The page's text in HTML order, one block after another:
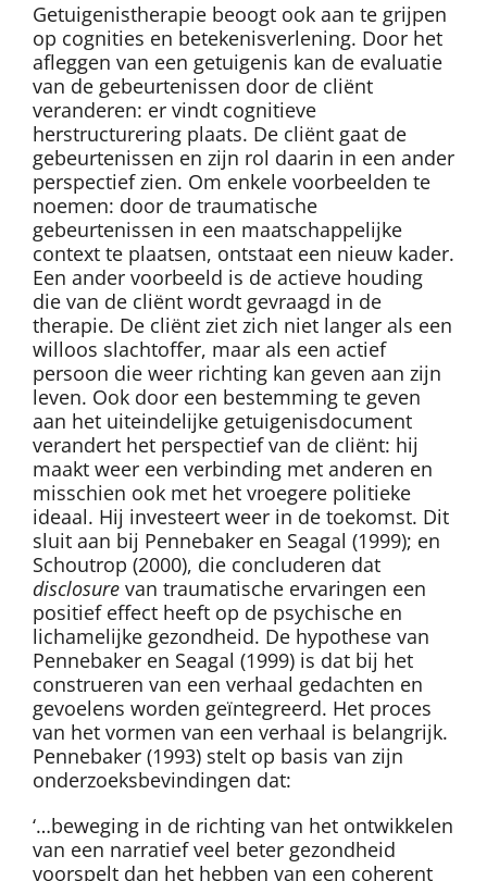
Getuigenistherapie beoogt ook aan te grijpen
op cognities en betekenisverlening. Door het
afleggen van een getuigenis kan de evaluatie
van de gebeurtenissen door de cliënt
veranderen: er vindt cognitieve
herstructurering plaats. De cliënt gaat de
gebeurtenissen en zijn rol daarin in een ander
perspectief zien. Om enkele voorbeelden te
noemen: door de traumatische
gebeurtenissen in een maatschappelijke
context te plaatsen, ontstaat een nieuw kader.
Een ander voorbeeld is de actieve houding
die van de cliënt wordt gevraagd in de
therapie. De cliënt ziet zich niet langer als een
willoos slachtoffer, maar als een actief
persoon die weer richting kan geven aan zijn
leven. Ook door een bestemming te geven
aan het uiteindelijke getuigenisdocument
verandert het perspectief van de cliënt: hij
maakt weer een verbinding met anderen en
misschien ook met het vroegere politieke
ideaal. Hij investeert weer in de toekomst. Dit
sluit aan bij Pennebaker en Seagal (1999); en
Schoutrop (2000), die concluderen dat
disclosure van traumatische ervaringen een
positief effect heeft op de psychische en
lichamelijke gezondheid. De hypothese van
Pennebaker en Seagal (1999) is dat bij het
construeren van een verhaal gedachten en
gevoelens worden geïntegreerd. Het proces
van het vormen van een verhaal is belangrijk.
Pennebaker (1993) stelt op basis van zijn
onderzoeksbevindingen dat:
‘…beweging in de richting van het ontwikkelen
van een narratief veel beter gezondheid
voorspelt dan het hebben van een coherent